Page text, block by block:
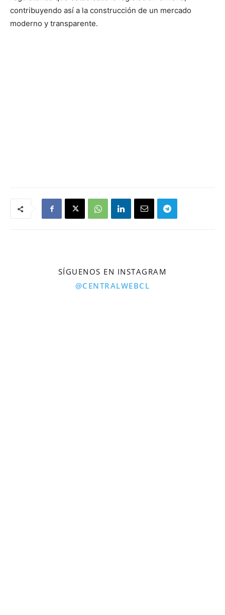
contribuyendo así a la construcción de un mercado
moderno y transparente.
SÍGUENOS EN INSTAGRAM
@CENTRALWEBCL